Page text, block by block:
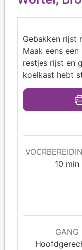
Gebakken rijst
Maak eens
restjes rijst en
koelkast hebt
10 min
GANG